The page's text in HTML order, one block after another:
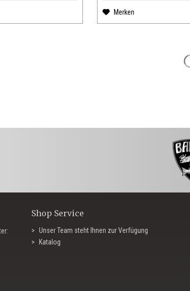
Merken
Shop Service
Unser Team steht Ihnen zur Verfügung
Katalog